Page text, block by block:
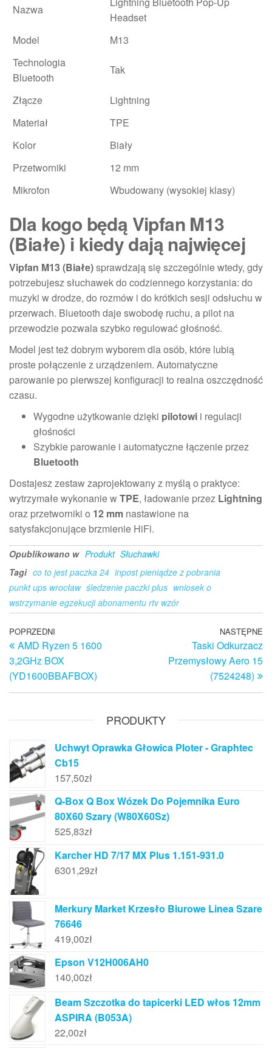
Nazwa
Headset
Model
M13
Technologia
Bluetooth
Tak
Złącze
Lightning
Materiał
TPE
Kolor
Biały
Przetworniki
12 mm
Mikrofon
Wbudowany (wysokiej klasy)
Dla kogo będą Vipfan M13
(Białe) i kiedy dają najwięcej
Vipfan M13 (Białe)sprawdzają się szczególnie wtedy, gdy
potrzebujesz słuchawek do codziennego korzystania: do
muzyki w drodze, do rozmów i do krótkich sesji odsłuchu w
przerwach. Bluetooth daje swobodę ruchu, a pilot na
przewodzie pozwala szybko regulować głośność.
Model jest też dobrym wyborem dla osób, które lubią
proste połączenie z urządzeniem. Automatyczne
parowanie po pierwszej konfiguracji to realna oszczędność
czasu.
Wygodne użytkowanie dzięki pilotowi i regulacji
głośności
Szybkie parowanie i automatyczne łączenie przez
Bluetooth
Dostajesz zestaw zaprojektowany z myślą o praktyce:
wytrzymałe wykonanie wTPE, ładowanie przez Lightning
oraz przetworniki o 12 mm nastawione na
satysfakcjonujące brzmienie HiFi.
Opublikowano w Produkt Słuchawki
Tagi co to jest paczka 24 inpost pieniądze z pobrania
punkt ups wrocław śledzenie paczki plus wniosek o
wstrzymanie egzekucji abonamentu rtv wzór
Nawigacja
wpisu
Poprzedni
wpis
POPRZEDNI
AMD Ryzen 5 1600
3,2GHz BOX
(YD1600BBAFBOX)
NASTĘPNE
Taski Odkurzacz
Przemysłowy Aero 15
(7524248)
PRODUKTY
Uchwyt Oprawka Głowica Ploter - Graphtec
Cb15
157,50zł
Q-Box Q Box Wózek Do Pojemnika Euro
80X60 Szary (W80X60Sz)
525,83zł
Karcher HD 7/17 MX Plus 1.151-931.0
6301,29zł
Merkury Market Krzesło Biurowe Linea Szare
76646
419,00zł
Epson V12H006AH0
140,00zł
Beam Szczotka do tapicerki LED włos 12mm
ASPIRA (B053A)
22,00zł